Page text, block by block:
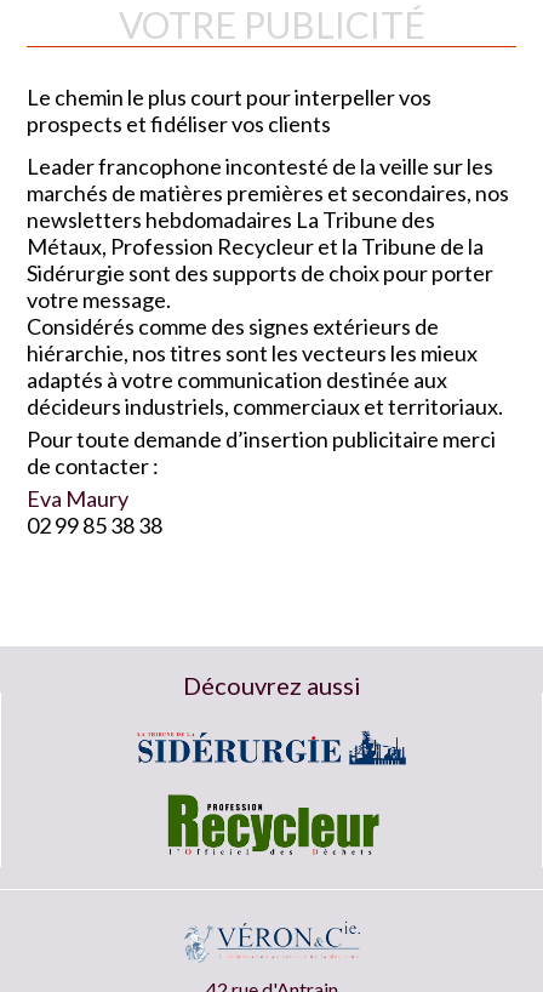
VOTRE PUBLICITÉ
Le chemin le plus court pour interpeller vos
prospects et fidéliser vos clients
Leader francophone incontesté de la veille sur les
marchés de matières premières et secondaires, nos
newsletters hebdomadaires La Tribune des
Métaux, Profession Recycleur et la Tribune de la
Sidérurgie sont des supports de choix pour porter
votre message.
Considérés comme des signes extérieurs de
hiérarchie, nos titres sont les vecteurs les mieux
adaptés à votre communication destinée aux
décideurs industriels, commerciaux et territoriaux.
Pour toute demande d’insertion publicitaire merci
de contacter :
Eva Maury
02 99 85 38 38
Découvrez aussi